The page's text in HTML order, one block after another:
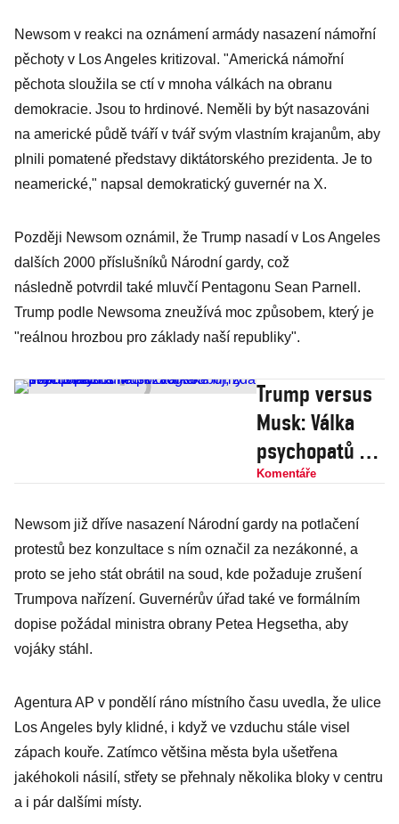
Newsom v reakci na oznámení armády nasazení námořní
pěchoty v Los Angeles kritizoval. "Americká námořní
pěchota sloužila se ctí v mnoha válkách na obranu
demokracie. Jsou to hrdinové. Neměli by být nasazováni
na americké půdě tváří v tvář svým vlastním krajanům, aby
plnili pomatené představy diktátorského prezidenta. Je to
neamerické," napsal demokratický guvernér na X.
Později Newsom oznámil, že Trump nasadí v Los Angeles
dalších 2000 příslušníků Národní gardy, což
následně potvrdil také mluvčí Pentagonu Sean Parnell.
Trump podle Newsoma zneužívá moc způsobem, který je
"reálnou hrozbou pro základy naší republiky".
Trump versus
Musk: Válka
psychopatů a
na pozadí
svět ovládnou
technologické
firmy nebo
státy
Komentáře
Newsom již dříve nasazení Národní gardy na potlačení
protestů bez konzultace s ním označil za nezákonné, a
proto se jeho stát obrátil na soud, kde požaduje zrušení
Trumpova nařízení. Guvernérův úřad také ve formálním
dopise požádal ministra obrany Petea Hegsetha, aby
vojáky stáhl.
Agentura AP v pondělí ráno místního času uvedla, že ulice
Los Angeles byly klidné, i když ve vzduchu stále visel
zápach kouře. Zatímco většina města byla ušetřena
jakéhokoli násilí, střety se přehnaly několika bloky v centru
a i pár dalšími místy.